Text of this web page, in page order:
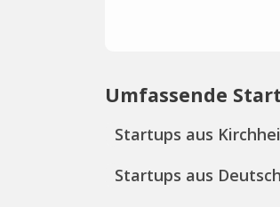
Umfassende
Startups aus
Startups aus